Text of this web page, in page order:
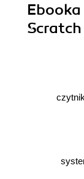
Ebooka